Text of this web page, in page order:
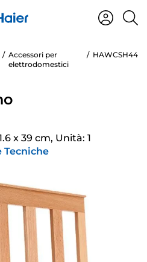
Accessori per
elettrodomestici
HAWCSH44
x 39 cm, Unità: 1
Tecniche